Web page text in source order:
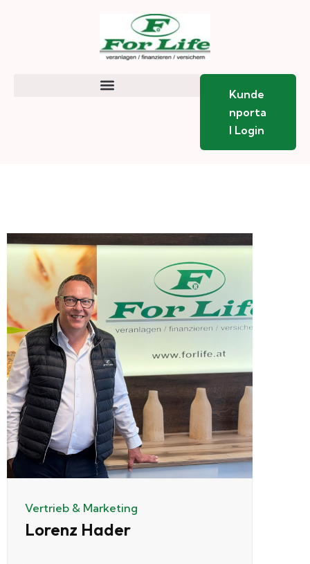
Kunde
Nporta
L Login
Vertrieb & Marketing
Lorenz Hader